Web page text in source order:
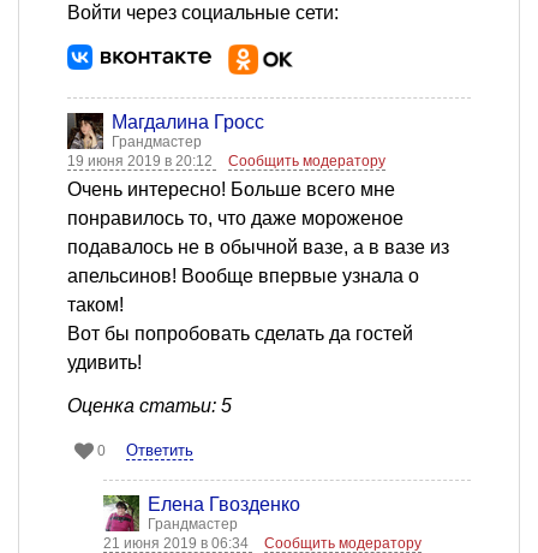
Войти через социальные сети:
Магдалина Гросс
Грандмастер
19 июня 2019 в 20:12
Сообщить модератору
Очень интересно! Больше всего мне
понравилось то, что даже мороженое
подавалось не в обычной вазе, а в вазе из
апельсинов! Вообще впервые узнала о
таком!
Вот бы попробовать сделать да гостей
удивить!
Оценка статьи: 5
0 Ответить
Елена Гвозденко
Грандмастер
21 июня 2019 в 06:34
Сообщить модератору